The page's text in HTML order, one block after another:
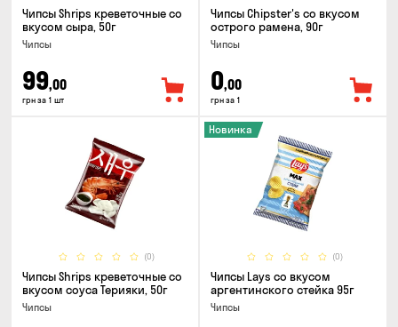
Чипсы Shrips креветочные со
вкусом сыра, 50г
Чипсы
99,00
грн за 1 шт
Чипсы Chipster's со вкусом
острого рамена, 90г
Чипсы
0,00
грн за 1
(0)
Чипсы Shrips креветочные со
вкусом соуса Терияки, 50г
Чипсы
(0)
Новинка
Чипсы Lays со вкусом
аргентинского стейка 95г
Чипсы